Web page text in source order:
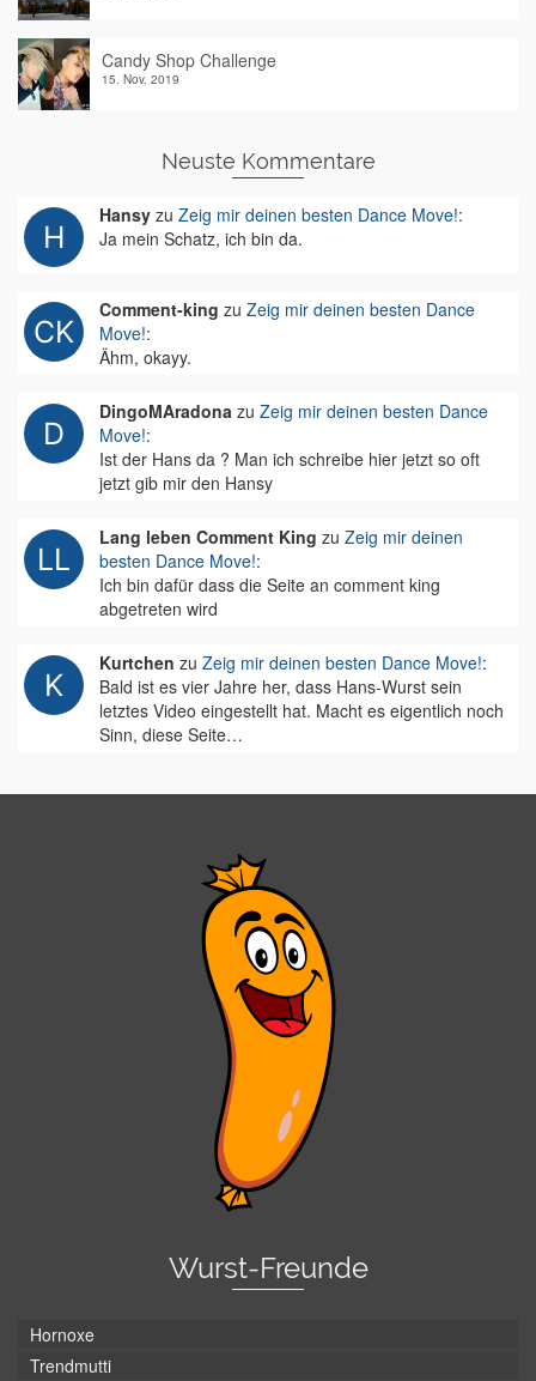
Candy Shop Challenge
15. Nov. 2019
Neuste Kommentare
Hansy zu Zeig mir deinen besten Dance Move!:
Ja mein Schatz, ich bin da.
Comment-king zu Zeig mir deinen besten Dance
Move!:
Ähm, okayy.
DingoMAradona zu Zeig mir deinen besten Dance
Move!:
Ist der Hans da ? Man ich schreibe hier jetzt so oft
jetzt gib mir den Hansy
Lang leben Comment King zu Zeig mir deinen
besten Dance Move!:
Ich bin dafür dass die Seite an comment king
abgetreten wird
Kurtchen zu Zeig mir deinen besten Dance Move!:
Bald ist es vier Jahre her, dass Hans-Wurst sein
letztes Video eingestellt hat. Macht es eigentlich noch
Sinn, diese Seite…
Wurst-Freunde
Hornoxe
Trendmutti